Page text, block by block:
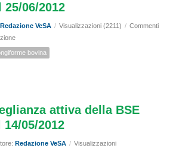
06/2012
Redazione VeSA / Visualizzazioni (2211) / Commenti
bovina
attiva della BSE
05/2012
Redazione VeSA / Visualizzazioni